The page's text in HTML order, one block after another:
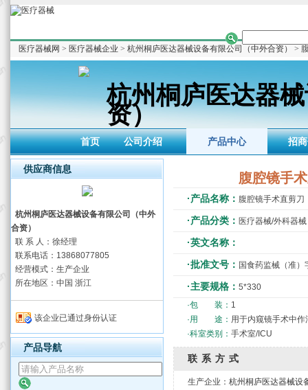
医疗器械网 > 医疗器械企业 > 杭州桐庐医达器械设备有限公司（中外合资） >
杭州桐庐医达器
资）
首页 公司介绍 产品中心 招
腹腔镜手
·产品名称： 腹腔镜手术直剪刀
·产品分类： 医疗器械/外科器械
·英文名称：
·批准文号： 国食药监械（准）
·主要规格： 5*330
·包 装： 1
·用 途： 用于内窥镜手术中
·科室类别： 手术室/ICU
联系方式
生产企业： 杭州桐庐医达器械设
供应商信息
杭州桐庐医达器械设备有限公司（中外
合资）
联 系 人：徐经理
联系电话：13868077805
经营模式：生产企业
所在地区：中国 浙江
该企业已通过身份认证
产品导航